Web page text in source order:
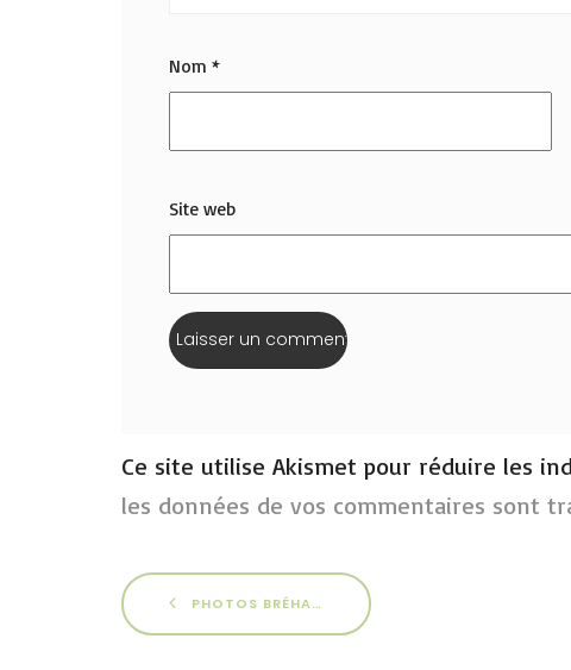
Nom *
Site web
Ce site utilise Akismet pour réduire les
les données de vos commentaires sont
PHOTOS BRÉHAT 2015